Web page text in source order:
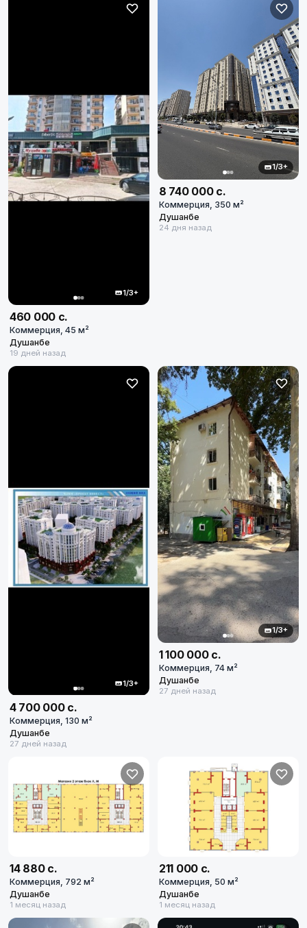
Сбросить фильтры
Применить фильтры
1/3+
460 000 с.
Коммерция, 45 м²
Душанбе
19 дней назад
1/3+
8 740 000 с.
Коммерция, 350 м²
Душанбе
24 дня назад
1/3+
4 700 000 с.
Коммерция, 130 м²
Душанбе
27 дней назад
1/3+
1 100 000 с.
Коммерция, 74 м²
Душанбе
27 дней назад
14 880 с.
Коммерция, 792 м²
Душанбе
1 месяц назад
211 000 с.
Коммерция, 50 м²
Душанбе
1 месяц назад